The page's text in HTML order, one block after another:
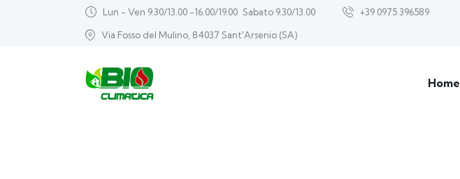
Lun - Ven 9.30/13.00 -16.00/19.00 Sabato 9.30/13.00 +39 0975 396589
Via Fosso del Mulino, 84037 Sant'Arsenio (SA)
Home